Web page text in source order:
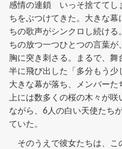
感情の連鎖 いっそ捨ててし
ちをぶつけてきた。大きな幕
ちの歌声がシンクロし続ける
ちの放つ一つひとつの言葉
胸に突き刺さる。まるで、
半に飛び出した「多分もう少
大きな幕が落ち、メンバー
上には数多くの桜の木々が
ながら、6人の白い天使たち
ていた。
そのうえで彼女たちは、こ